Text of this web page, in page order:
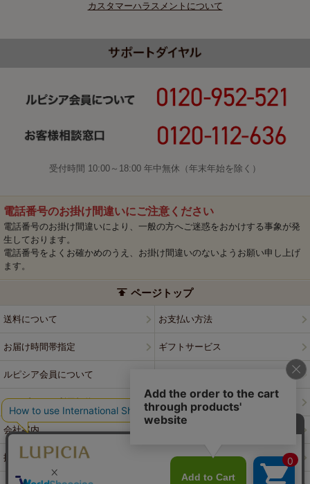
カスタマーハラスメントについて
受付時間 10:00～18:00 年中無休（年末年始を除く）
電話番号のお掛け間違いにご注意ください
電話番号のお掛け間違いにより、一般の方へご迷惑をおかけする事象が発
生しております。
電話番号をよくお確かめのうえ、お掛け間違いのないようお願い申し上げ
ます。
ページトップ
送料について お支払い方法
お届け時間帯指定 ギフトサービス
ルピシア会員について
ウェブサイト利用規約 特定商取引法に基づく表記
会社案内
採用情報 ルピシアブランド